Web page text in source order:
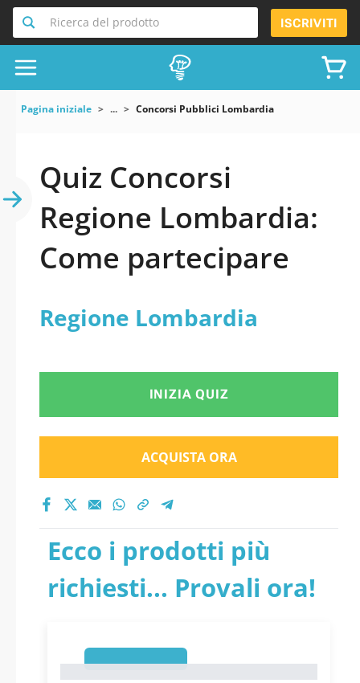
Ricerca del prodotto ISCRIVITI
Pagina iniziale ... Concorsi Pubblici Lombardia
Quiz Concorsi
Regione Lombardia:
Come partecipare
Regione Lombardia
INIZIA QUIZ
ACQUISTA ORA
Ecco i prodotti più
richiesti... Provali ora!